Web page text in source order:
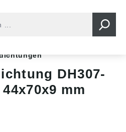
DH307-
mm